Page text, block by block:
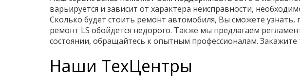
варьируется и зависит от характера неисправности,
Сколько будет стоить ремонт автомобиля, Вы сможете узнать,
ремонт LS обойдется недорого. Также мы предлагаем
состоянии, обращайтесь к опытным профессионалам.
Наши ТехЦентры